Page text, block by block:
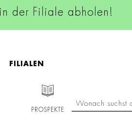
der Filiale abholen!
FILIALEN
PROSPEKTE